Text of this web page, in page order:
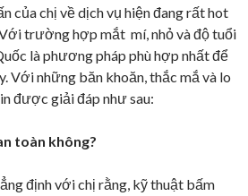
của chị về dịch vụ hiện đang rất hot
trường hợp mắt mí, nhỏ và độ tuổi
là phương pháp phù hợp nhất để
Với những băn khoăn, thắc mắ và lo
được giải đáp như sau:
toàn không?
định với chị rằng, kỹ thuật bấm